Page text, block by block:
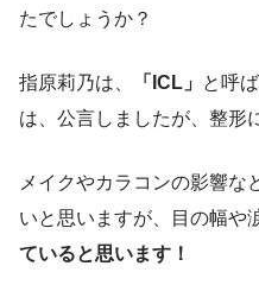
たでしょうか？
指原莉乃は、 「ICL」 と呼
は、公言しましたが、整形
メイクやカラコンの影響な
いと思いますが、目の幅や
ていると思います！